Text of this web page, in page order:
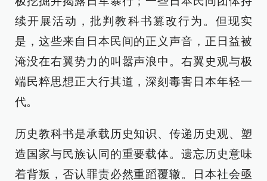
续开展活动，批判教科书篡改行为。但现实
是，这些来自日本民间的正义声音，正日益被
淹没在右翼势力的叫嚣声浪中。右翼史观与极
端民粹思想正大行其道，深刻毒害日本年轻一
代。
历史教科书是承载历史知识、传递历史观、塑
造国家与民族认同的重要载体。遗忘历史意味
着背叛，否认罪责必然重蹈覆辙。日本社会亟